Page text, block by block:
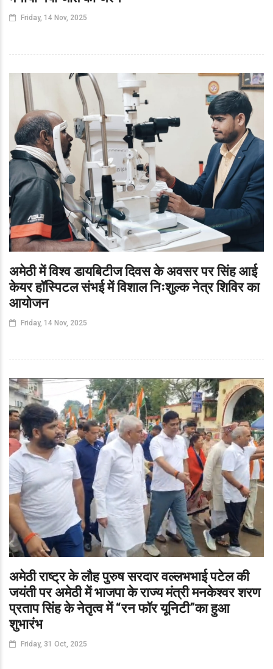
Friday, 14 Nov, 2025
अमेठी में विश्व डायबिटीज दिवस के अवसर पर सिंह आई
केयर हॉस्पिटल संभई में विशाल निःशुल्क नेत्र शिविर का
आयोजन
Friday, 14 Nov, 2025
अमेठी राष्ट्र के लौह पुरुष सरदार वल्लभभाई पटेल की
जयंती पर अमेठी में भाजपा के राज्य मंत्री मनकेश्वर शरण
प्रताप सिंह के नेतृत्व में “रन फॉर यूनिटी”का हुआ
शुभारंभ
Friday, 31 Oct, 2025